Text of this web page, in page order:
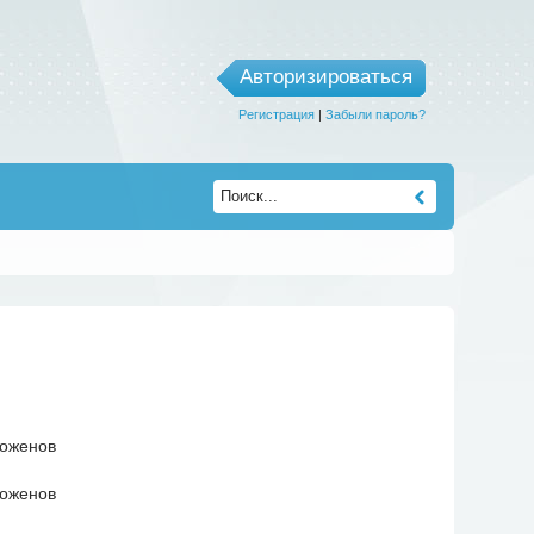
Авторизироваться
Регистрация| Забыли пароль?